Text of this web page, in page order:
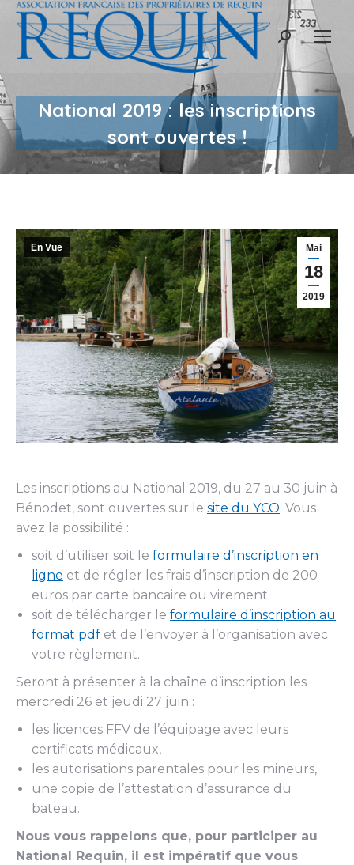
Recherche
National 2019 : les inscriptions
sont ouvertes !
Mai
18
2019
En Vue
Les inscriptions au National 2019, du 27 au 30 juin à
Bénodet, sont ouvertes sur le site du YCO. Vous
avez la possibilité :
soit d’utiliser soit le formulaire d’inscription en
ligne et de régler les frais d’inscription de 200
euros par carte bancaire ou virement.
soit de télécharger le formulaire d’inscription au
format pdf et de l’envoyer à l’organisation avec
votre règlement.
Seront à présenter à la chaîne d’inscription les
mercredi 26 et jeudi 27 juin :
les licences FFV de l’équipage avec leurs
certificats médicaux,
les autorisations parentales pour les mineurs,
une copie de l’attestation d’assurance du
bateau.
Nous vous rappelons que, pour participer au
National Requin, il est impératif que vous